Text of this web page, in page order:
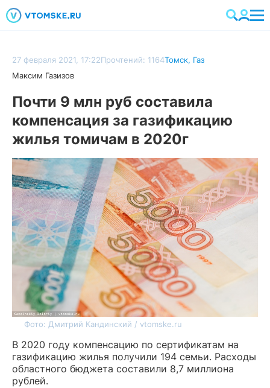
27 февраля 2021, 17:22Прочтений: 1164Томск, Газ
Максим Газизов
Почти 9 млн руб составила
компенсация за газификацию
жилья томичам в 2020г
Фото: Дмитрий Кандинский / vtomske.ru
В 2020 году компенсацию по сертификатам на
газификацию жилья получили 194 семьи. Расходы
областного бюджета составили 8,7 миллиона
рублей.